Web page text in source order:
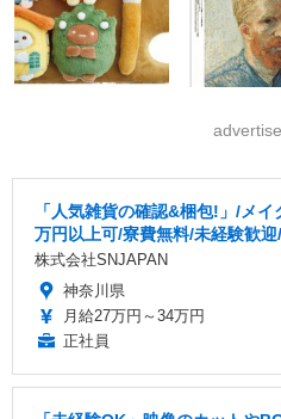
「人気雑貨の確認&梱包!」/メ
万円以上可/寮費無料/未経験歓
株式会社SNJAPAN
神奈川県
月給27万円～34万円
正社員